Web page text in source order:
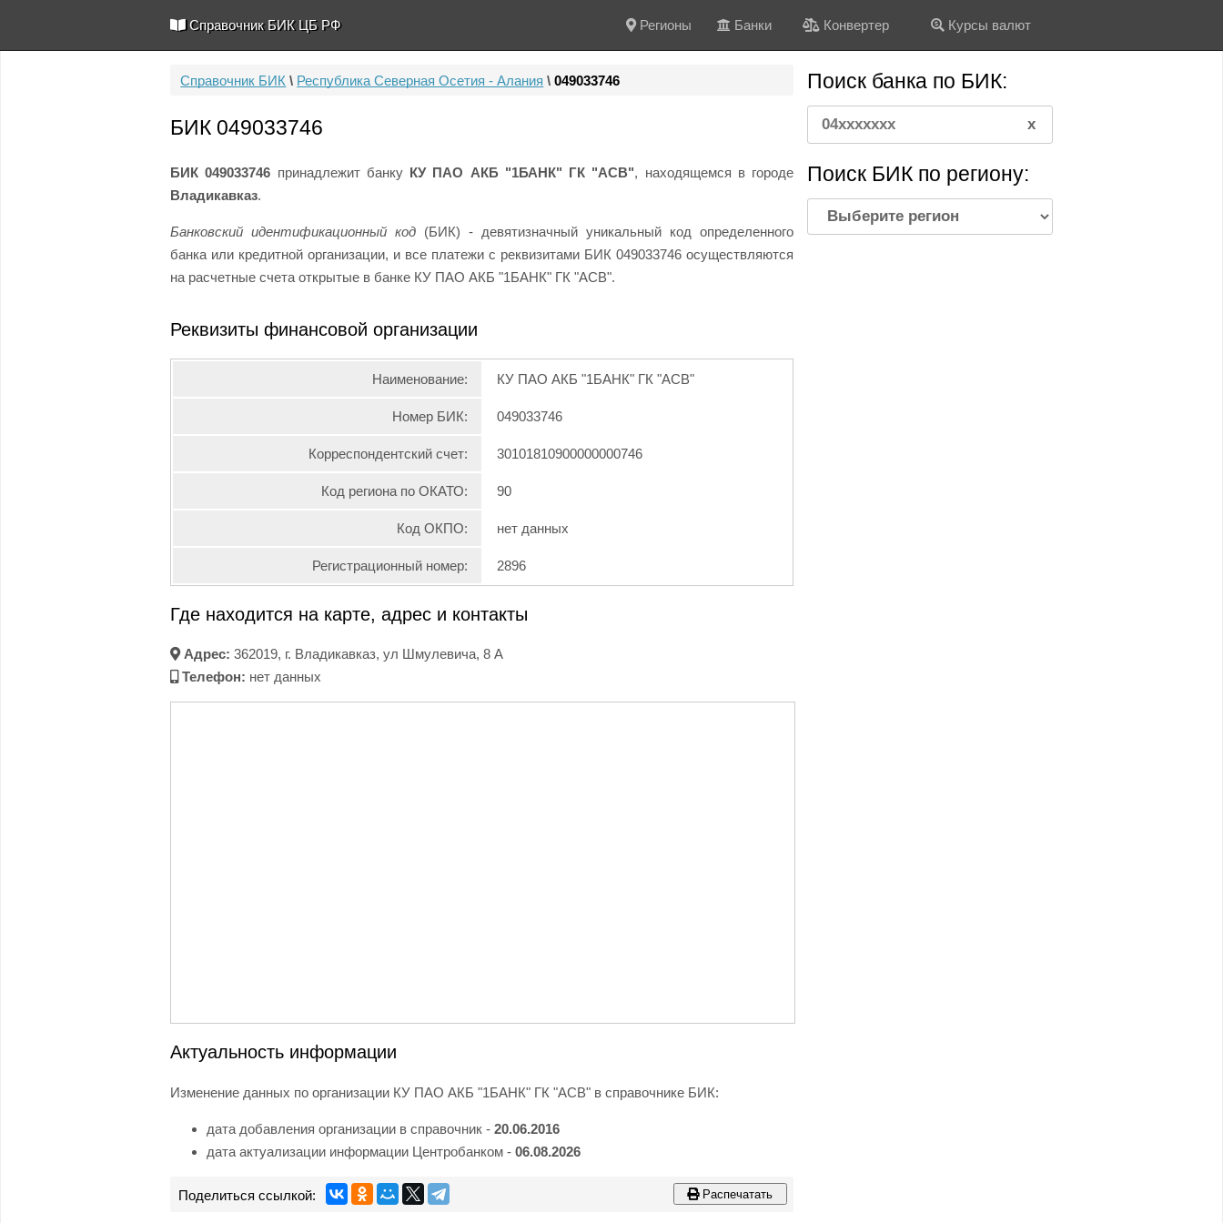
Справочник БИК ЦБ РФ Регионы Банки Конвертер Курсы валют
Справочник БИК \ Республика Северная Осетия - Алания \ 049033746
БИК 049033746
БИК 049033746 принадлежит банку КУ ПАО АКБ "1БАНК" ГК "АСВ", находящемся в городе
Владикавказ.
Банковский идентификационный код (БИК) - девятизначный уникальный код определенного
банка или кредитной организации, и все платежи с реквизитами БИК 049033746 осуществляются
на расчетные счета открытые в банке КУ ПАО АКБ "1БАНК" ГК "АСВ".
Реквизиты финансовой организации
Наименование: КУ ПАО АКБ "1БАНК" ГК "АСВ"
Номер БИК: 049033746
Корреспондентский счет: 30101810900000000746
Код региона по ОКАТО: 90
Код ОКПО: нет данных
Регистрационный номер: 2896
Где находится на карте, адрес и контакты
Адрес: 362019, г. Владикавказ, ул Шмулевича, 8 А
Телефон: нет данных
Актуальность информации
Изменение данных по организации КУ ПАО АКБ "1БАНК" ГК "АСВ" в справочнике БИК:
дата добавления организации в справочник - 20.06.2016
дата актуализации информации Центробанком - 06.08.2026
Распечатать
Поиск банка по БИК:
Поиск БИК по региону: